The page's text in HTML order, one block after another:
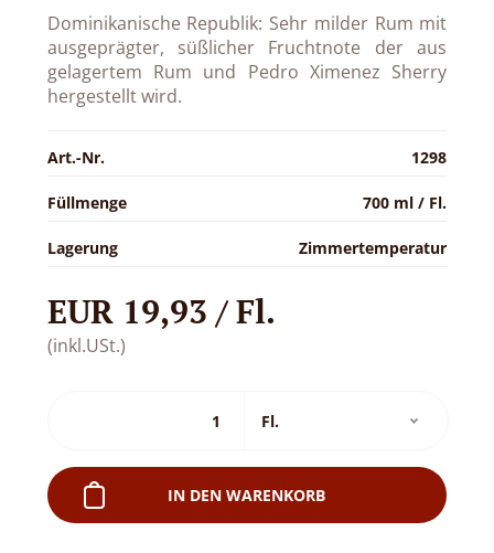
Dominikanische Republik: Sehr milder Rum mit
ausgeprägter, süßlicher Fruchtnote der aus
gelagertem Rum und Pedro Ximenez Sherry
hergestellt wird.
Art.-Nr. 1298
Füllmenge 700 ml / Fl.
Lagerung Zimmertemperatur
EUR 19,93 / Fl.
(inkl.USt.)
IN DEN WARENKORB